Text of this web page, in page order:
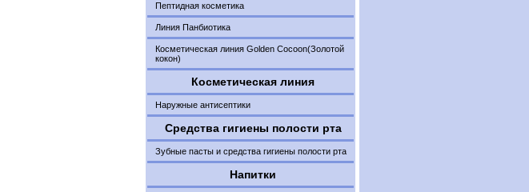
Пептидная косметика
Линия Панбиотика
Косметическая линия Golden Cocoon(Золотой
кокон)
Косметическая линия
Наружные антисептики
Средства гигиены полости рта
Зубные пасты и средства гигиены полости рта
Напитки